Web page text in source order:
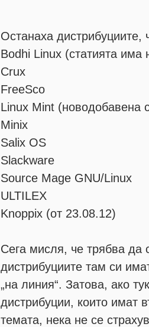
Останаха дистрибуциите,
Bodhi Linux (статията
Crux
FreeSco
Linux Mint (новодобавена
Minix
Salix OS
Slackware
Source Mage GNU/Linux
ULTILEX
Knoppix (от 23.08.12)
Сега мисля, че трябва да
дистрибуциите там си
„на линия“. Затова, ако
дистрибуции, които имат
темата, нека не се